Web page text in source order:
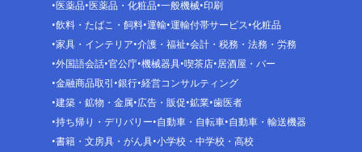
医薬品 医薬品・化粧品 一般機械 印刷
飲料・たばこ・飼料 運輸 運輸付帯サービス 化粧品
家具・インテリア 介護・福祉 会計・税務・法務・労務
外国語会話 官公庁 機械器具 喫茶店 居酒屋・バー
金融商品取引 銀行 経営コンサルティング
建築・鉱物・金属 広告・販促 鉱業 歯医者
持ち帰り・デリバリー 自動車・自転車 自動車・輸送機器
書籍・文房具・がん具 小学校・中学校・高校